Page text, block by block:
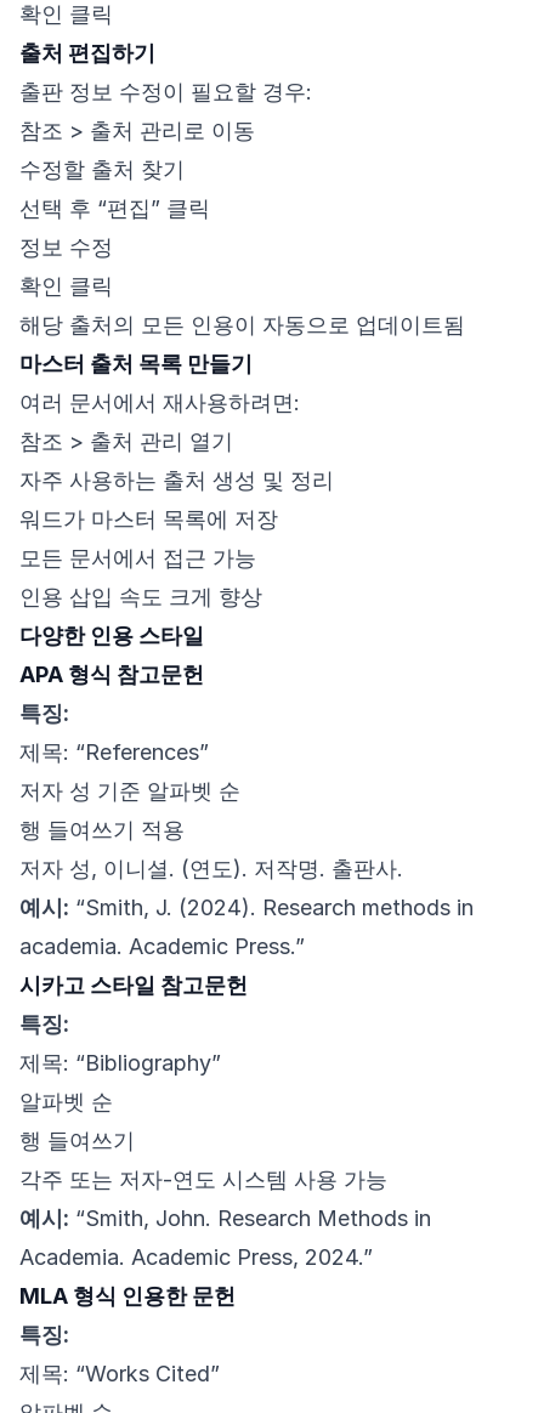
확인 클릭
출처 편집하기
출판 정보 수정이 필요할 경우:
참조 > 출처 관리로 이동
수정할 출처 찾기
선택 후 “편집” 클릭
정보 수정
확인 클릭
해당 출처의 모든 인용이 자동으로 업데이트됨
마스터 출처 목록 만들기
여러 문서에서 재사용하려면:
참조 > 출처 관리 열기
자주 사용하는 출처 생성 및 정리
워드가 마스터 목록에 저장
모든 문서에서 접근 가능
인용 삽입 속도 크게 향상
다양한 인용 스타일
APA 형식 참고문헌
특징:
제목: “References”
저자 성 기준 알파벳 순
행 들여쓰기 적용
저자 성, 이니셜. (연도). 저작명. 출판사.
예시: “Smith, J. (2024). Research methods in
academia. Academic Press.”
시카고 스타일 참고문헌
특징:
제목: “Bibliography”
알파벳 순
행 들여쓰기
각주 또는 저자-연도 시스템 사용 가능
예시: “Smith, John. Research Methods in
Academia. Academic Press, 2024.”
MLA 형식 인용한 문헌
특징:
제목: “Works Cited”